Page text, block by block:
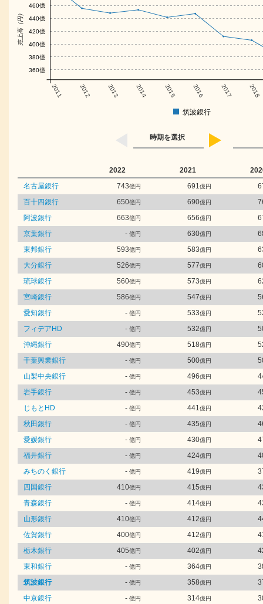
2011 2012 2013 2014 2015 2016 2017 2018
売上高（円）
360億
380億
400億
420億
440億
460億
筑波銀行
時期を選択
2022 2021
名古屋銀行
743億円 691億円
百十四銀行
650億円 690億円
阿波銀行
663億円 656億円
京葉銀行
- 億円 630億円
東邦銀行
593億円 583億円
大分銀行
526億円 577億円
琉球銀行
560億円 573億円
宮崎銀行
586億円 547億円
愛知銀行
- 億円 533億円
フィデアHD
- 億円 532億円
沖縄銀行
490億円 518億円
千葉興業銀行
- 億円 500億円
山梨中央銀行
- 億円 496億円
岩手銀行
- 億円 453億円
じもとHD
- 億円 441億円
秋田銀行
- 億円 435億円
愛媛銀行
- 億円 430億円
福井銀行
- 億円 424億円
みちのく銀行
- 億円 419億円
四国銀行
410億円 415億円
青森銀行
- 億円 414億円
山形銀行
410億円 412億円
佐賀銀行
400億円 412億円
栃木銀行
405億円 402億円
東和銀行
- 億円 364億円
筑波銀行
- 億円 358億円
中京銀行
- 億円 314億円